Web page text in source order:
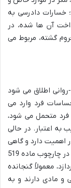
خسارات دادرسی به
آن ها شده، در
گشته، مربوط می
اطلاق می شود
فرد وارد می
متحمل می شود،
به اعتبار. در حالی
اهمیت دارد و گاهی
اوقات تحت شرایط خاصی قابل جبران است، اما در چارچوب ماده 519
معمولاً گنجانده
و مادی دارند و به